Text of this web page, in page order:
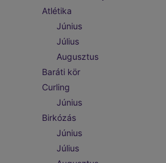
Atlétika
Június
Július
Augusztus
Baráti kör
Curling
Június
Birkózás
Június
Július